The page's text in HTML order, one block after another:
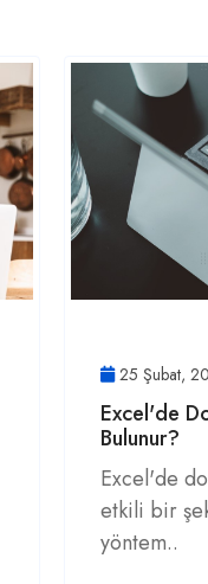
25 Şubat,
Excel'de
Bulunur?
Excel'de
etkili bir
yöntem..